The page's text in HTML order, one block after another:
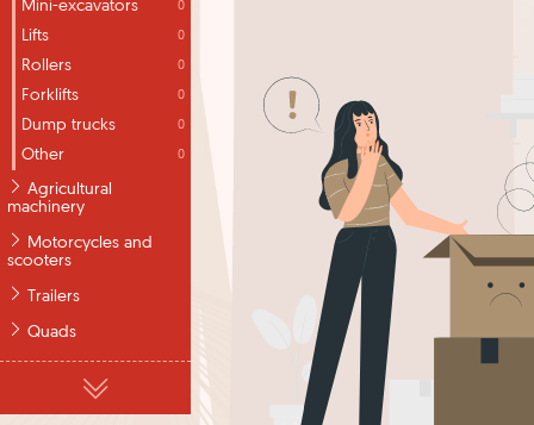
Mini-excavators 0
Lifts 0
Rollers 0
Forklifts 0
Dump trucks 0
Other 0
Agricultural
machinery
Motorcycles and
scooters
Trailers
Quads